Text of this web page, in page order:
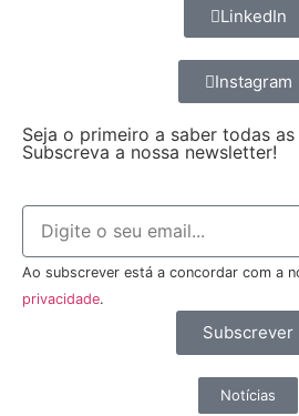
LinkedIn
Instagram
Seja o primeiro a saber todas
Subscreva a nossa newsletter!
Ao subscrever está a concordar com a
privacidade.
Subscrever
Notícias